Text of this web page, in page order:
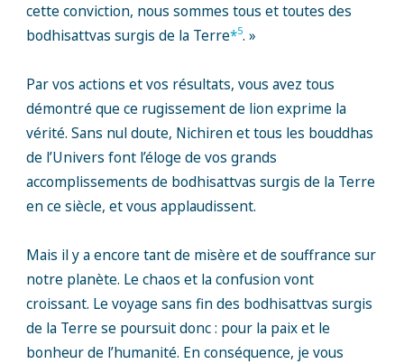
cette conviction, nous sommes tous et toutes des
bodhisattvas surgis de la Terre*5. »
Par vos actions et vos résultats, vous avez tous
démontré que ce rugissement de lion exprime la
vérité. Sans nul doute, Nichiren et tous les bouddhas
de l’Univers font l’éloge de vos grands
accomplissements de bodhisattvas surgis de la Terre
en ce siècle, et vous applaudissent.
Mais il y a encore tant de misère et de souffrance sur
notre planète. Le chaos et la confusion vont
croissant. Le voyage sans fin des bodhisattvas surgis
de la Terre se poursuit donc : pour la paix et le
bonheur de l’humanité. En conséquence, je vous